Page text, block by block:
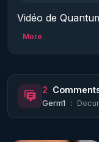
Vidéo de
pharma est de
alors que les
guérir, ce qui est
du profit « quoi
More
2
Germ1 :